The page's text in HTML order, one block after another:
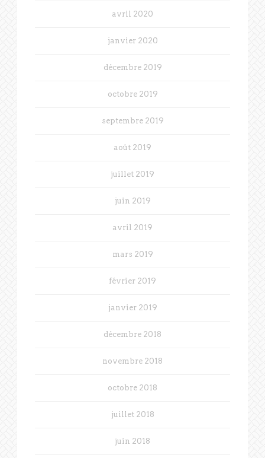
avril 2020
janvier 2020
décembre 2019
octobre 2019
septembre 2019
août 2019
juillet 2019
juin 2019
avril 2019
mars 2019
février 2019
janvier 2019
décembre 2018
novembre 2018
octobre 2018
juillet 2018
juin 2018